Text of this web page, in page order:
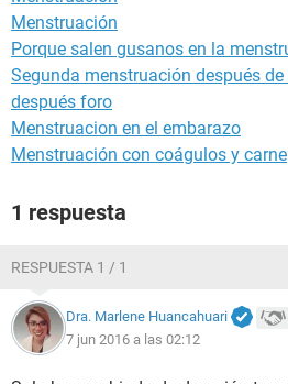
Menstruación
Porque salen gusanos en la
Segunda menstruación después
después foro
Menstruacion en el embarazo
Menstruación con coágulos y carne
1 respuesta
RESPUESTA 1 / 1
Dra. Marlene Huancahuari
7 jun 2016 a las 02:12